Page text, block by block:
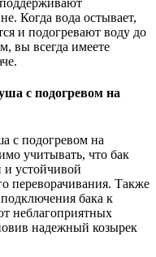
Когда вода остывает,
и подогревают воду до
вы всегда имеете
с подогревом на
с подогревом на
учитывать, что бак
и устойчивой
переворачивания. Также
бака к
неблагоприятных
надежный козырек